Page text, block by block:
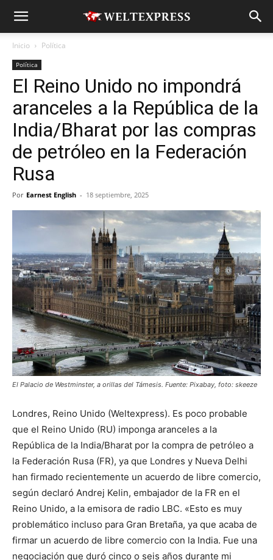
Inicio Política
Política
El Reino Unido no impondrá
aranceles a la República de la
India/Bharat por las compras
de petróleo en la Federación
Rusa
Por Earnest English - 18 septiembre, 2025
El Palacio de Westminster, a orillas del Támesis. Fuente: Pixabay, foto: skeeze
Londres, Reino Unido (Weltexpress). Es poco probable
que el Reino Unido (RU) imponga aranceles a la
República de la India/Bharat por la compra de petróleo a
la Federación Rusa (FR), ya que Londres y Nueva Delhi
han firmado recientemente un acuerdo de libre comercio,
según declaró Andrej Kelin, embajador de la FR en el
Reino Unido, a la emisora de radio LBC. «Esto es muy
problemático incluso para Gran Bretaña, ya que acaba de
firmar un acuerdo de libre comercio con la India. Fue una
negociación que duró cinco o seis años durante mi